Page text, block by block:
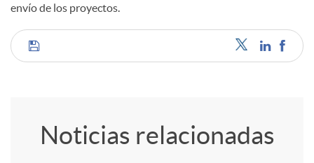
envío de los proyectos.
C
Noticias relacionadas